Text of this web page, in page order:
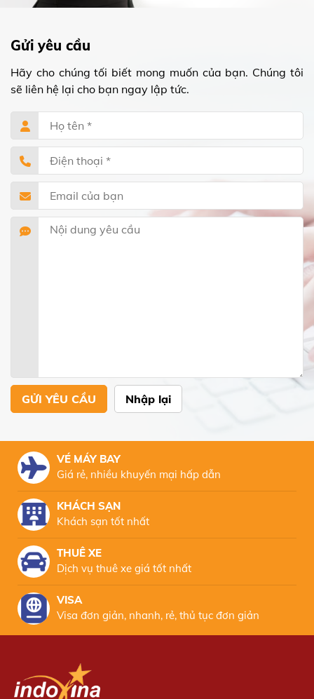
Gửi yêu cầu
Hãy cho chúng tối biết mong muốn của bạn. Chúng tôi
sẽ liên hệ lại cho bạn ngay lập tức.
GỬI YÊU CẦU Nhập lại
VÉ MÁY BAY
Giá rẻ, nhiều khuyến mại hấp dẫn
KHÁCH SẠN
Khách sạn tốt nhất
THUÊ XE
Dịch vụ thuê xe giá tốt nhất
VISA
Visa đơn giản, nhanh, rẻ, thủ tục đơn giản